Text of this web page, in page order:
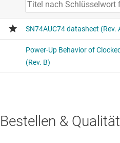
Bestellen & Qualität